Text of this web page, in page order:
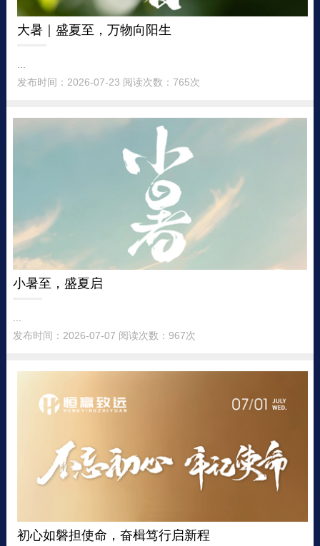
大暑｜盛夏至，万物向阳生
发布时间：2026-07-23 阅读次数：765次
小暑至，盛夏启
...
发布时间：2026-07-07 阅读次数：967次
初心如磐担使命，奋楫笃行启新程